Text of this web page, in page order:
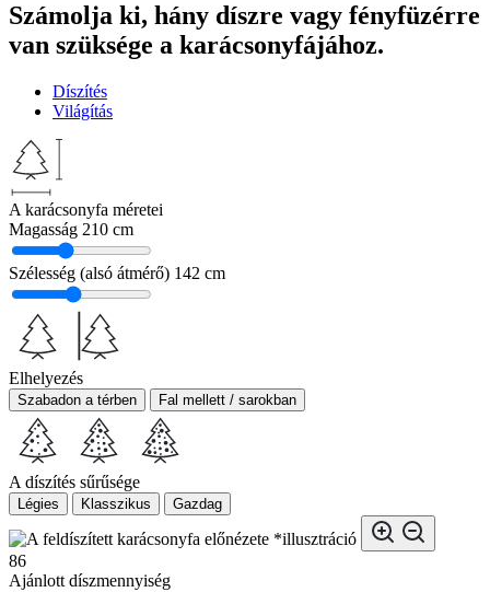
Számolja ki, hány díszre vagy fényfüzérre
van szüksége a karácsonyfájához.
Díszítés
Világítás
A karácsonyfa méretei
Magasság 210 cm
Szélesség (alsó átmérő) 142 cm
Elhelyezés
Szabadon a térben Fal mellett / sarokban
A díszítés sűrűsége
Légies Klasszikus Gazdag
*illusztráció
86
Ajánlott díszmennyiség